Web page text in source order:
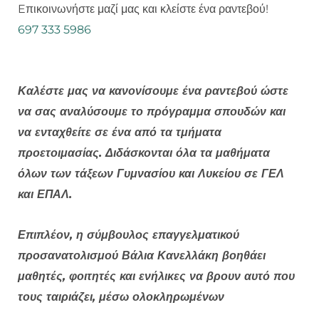
Eπικοινωνήστε μαζί μας και κλείστε ένα ραντεβού!
697 333 5986
Καλέστε μας να κανονίσουμε ένα ραντεβού ώστε
να σας αναλύσουμε το πρόγραμμα σπουδών και
να ενταχθείτε σε ένα από τα τμήματα
προετοιμασίας. Διδάσκονται όλα τα μαθήματα
όλων των τάξεων Γυμνασίου και Λυκείου σε ΓΕΛ
και ΕΠΑΛ.
Επιπλέον, η σύμβουλος επαγγελματικού
προσανατολισμού Βάλια Κανελλάκη βοηθάει
μαθητές, φοιτητές και ενήλικες να βρουν αυτό που
τους ταιριάζει, μέσω ολοκληρωμένων